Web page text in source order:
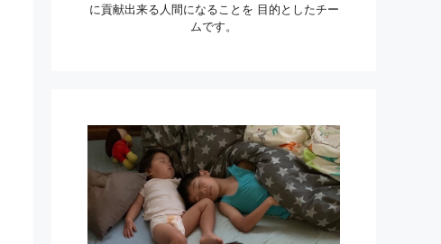
に貢献出来る人間になることを 目的としたチー
ムです。